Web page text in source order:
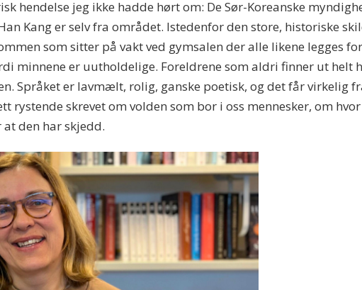
hendelse jeg ikke hadde hørt om: De Sør-Koreanske
Kang er selv fra området. Istedenfor den store, historiske
som sitter på vakt ved gymsalen der alle likene legges
minnene er uutholdelige. Foreldrene som aldri finner ut helt
Språket er lavmælt, rolig, ganske poetisk, og det får virkelig
rystende skrevet om volden som bor i oss mennesker, om
at den har skjedd.